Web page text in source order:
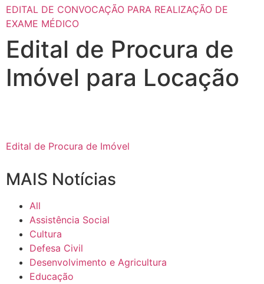
EDITAL DE CONVOCAÇÃO PARA REALIZAÇÃO DE
EXAME MÉDICO
Edital de Procura de
Imóvel para Locação
Edital de Procura de Imóvel
MAIS Notícias
All
Assistência Social
Cultura
Defesa Civil
Desenvolvimento e Agricultura
Educação